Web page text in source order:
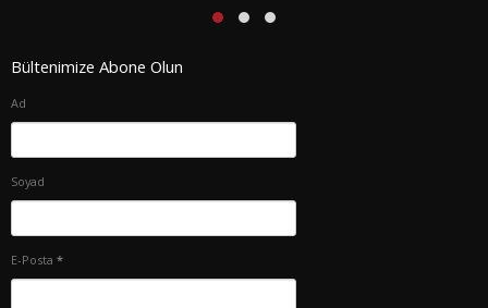
Bültenimize Abone Olun
Ad
Soyad
E-Posta *